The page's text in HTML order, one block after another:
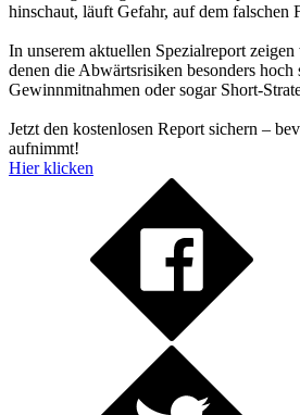
hinschaut, läuft Gefahr, auf dem falschen
In unserem aktuellen Spezialreport
denen die Abwärtsrisiken besonders
Gewinnmitnahmen oder sogar Short-
Jetzt den kostenlosen Report sichern –
aufnimmt!
Hier klicken